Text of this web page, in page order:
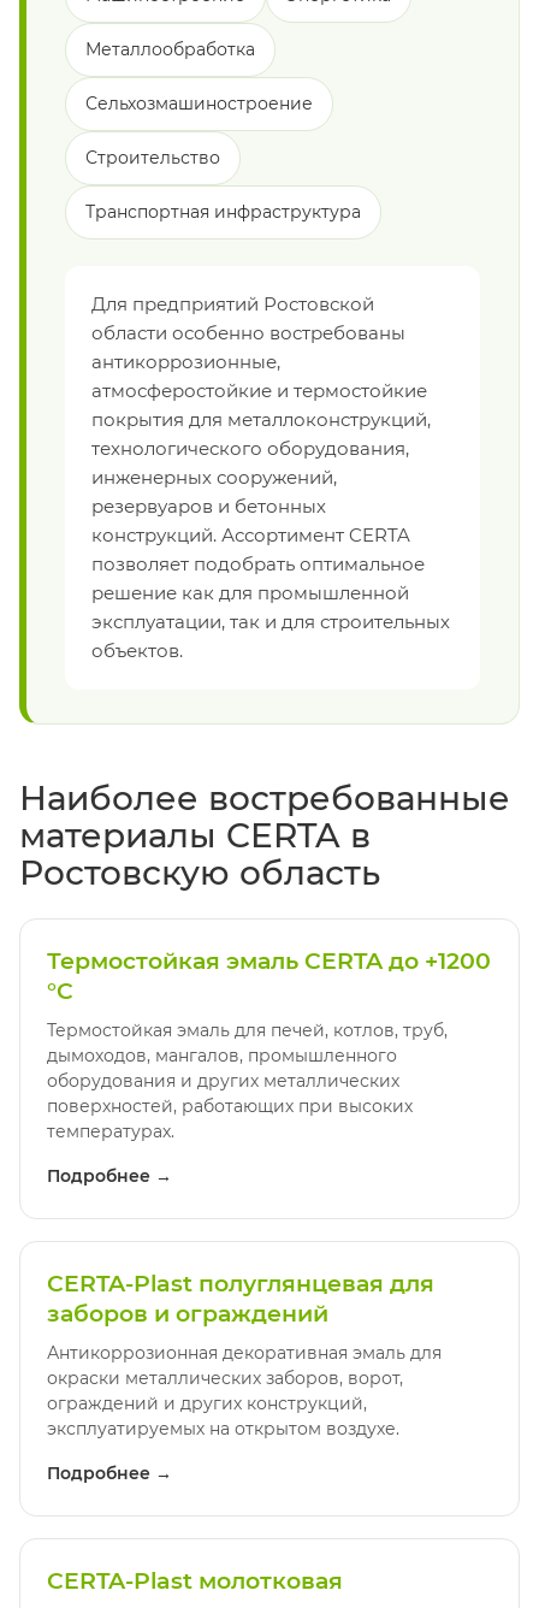
Металлообработка
Сельхозмашиностроение
Строительство
Транспортная инфраструктура
Для предприятий Ростовской
области особенно востребованы
антикоррозионные,
атмосферостойкие и термостойкие
покрытия для металлоконструкций,
технологического оборудования,
инженерных сооружений,
резервуаров и бетонных
конструкций. Ассортимент CERTA
позволяет подобрать оптимальное
решение как для промышленной
эксплуатации, так и для строительных
объектов.
Наиболее востребованные
материалы CERTA в
Ростовскую область
Термостойкая эмаль CERTA до +1200
°C
Термостойкая эмаль для печей, котлов, труб,
дымоходов, мангалов, промышленного
оборудования и других металлических
поверхностей, работающих при высоких
температурах.
Подробнее →
CERTA-Plast полуглянцевая для
заборов и ограждений
Антикоррозионная декоративная эмаль для
окраски металлических заборов, ворот,
ограждений и других конструкций,
эксплуатируемых на открытом воздухе.
Подробнее →
CERTA-Plast молотковая